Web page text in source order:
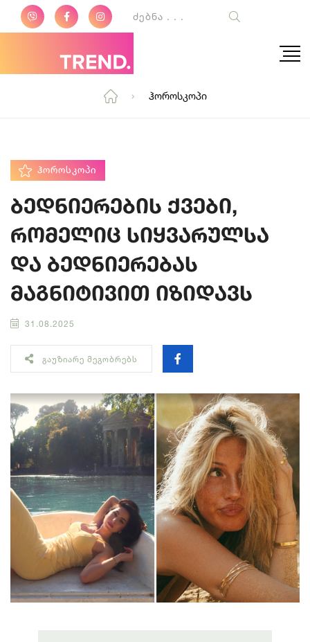
Ჰოროსკოპი
ᲰᲝᲠᲝᲡᲙᲝᲞᲘ
ბედნიერების ქვები,
რომელიც სიყვარულსა
და ბედნიერებას
მაგნიტივით იზიდავს
31.08.2025
ᲒᲐᲣᲖᲘᲐᲠᲔ ᲛᲔᲒᲝᲑᲠᲔᲑᲡ